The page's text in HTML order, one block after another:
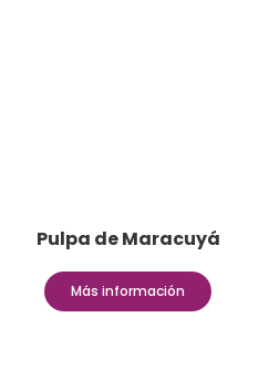
Pulpa de Maracuyá
Más información